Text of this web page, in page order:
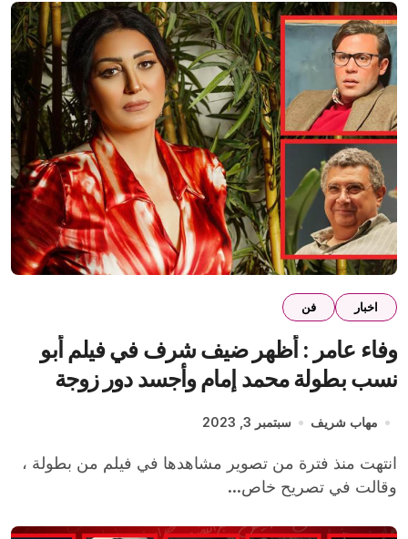
اخبار فن
وفاء عامر : أظهر ضيف شرف في فيلم أبو
نسب بطولة محمد إمام وأجسد دور زوجة
مهاب شريف سبتمبر 3, 2023
انتهت منذ فترة من تصوير مشاهدها في فيلم من بطولة ،
وقالت في تصريح خاص...